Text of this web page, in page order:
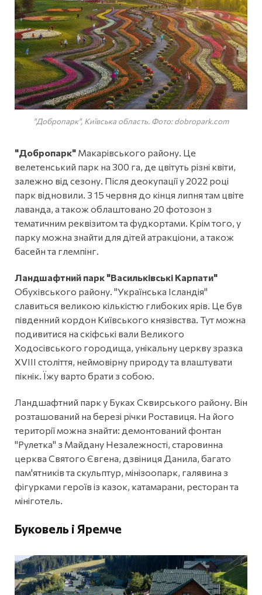
"Добропарк", Київська область. Фото: dobropark.com
"Добропарк" Макарівського району. Це
велетенський парк на 300 га, де цвітуть різні квіти,
залежно від сезону. Після деокупації у 2022 році
парк відновили. З 15 червня до кінця липня там цвіте
лаванда, а також облаштовано 20 фотозон з
тематичним реквізитом та фудкортами. Крім того, у
парку можна знайти для дітей атракціони, а також
басейн та глемпінг.
Ландшафтний парк "Васильківські Карпати"
Обухівського району. "Українська Ісландія"
славиться великою кількістю глибоких ярів. Це був
південний кордон Київського князівства. Тут можна
подивитися на скіфські вали Великого
Ходосівського городища, унікальну церкву зразка
XVIII століття, неймовірну природу та влаштувати
пікнік. Їжу варто брати з собою.
Ландшафтний парк у Буках Сквирського району. Він
розташований на березі річки Роставиця. На його
території можна знайти: демонтований фонтан
"Рулетка" з Майдану Незалежності, старовинна
церква Святого Євгена, дзвіниця Данила, багато
пам'ятників та скульптур, мінізоопарк, галявина з
фігурками героїв із казок, катамарани, ресторан та
мініготель.
Буковель і Яремче